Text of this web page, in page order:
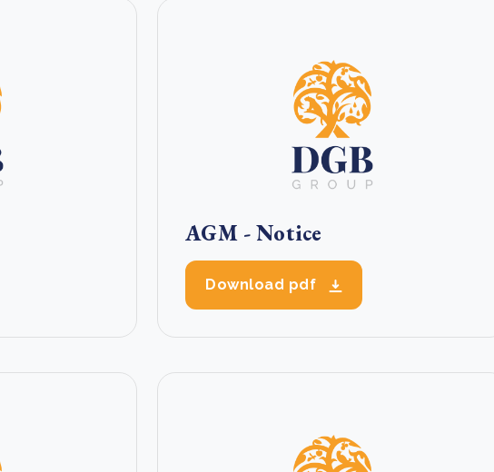
AGM - Notice
Download pdf